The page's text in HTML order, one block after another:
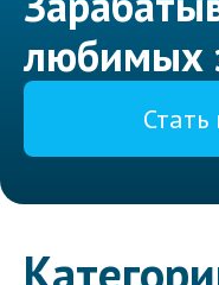
любимых